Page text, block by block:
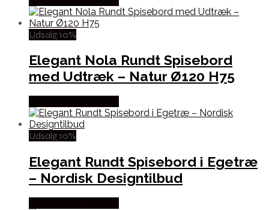
Udsalg 10%
Elegant Nola Rundt Spisebord
med Udtræk – Natur Ø120 H75
Udsalg 10%
Elegant Rundt Spisebord i Egetræ
– Nordisk Designtilbud